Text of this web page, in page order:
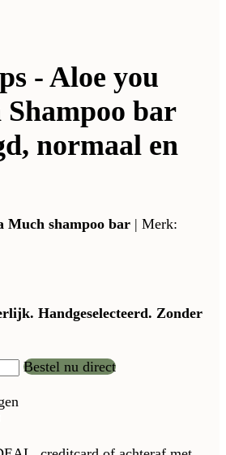
- Aloe you
bar
normaal en
Much shampoo bar | Merk:
Handgeselecteerd. Zonder
Bestel nu direct